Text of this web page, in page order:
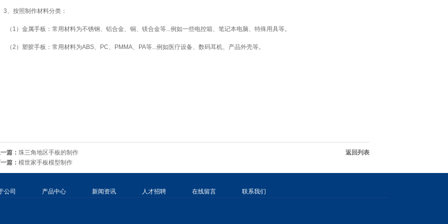
3、按照制作材料分类：
（1）金属手板：常用材料为不锈钢、铝合金、铜、镁合金等...例如一些电控箱、笔记本电脑、特殊用具等。
（2）塑胶手板：常用材料为ABS、PC、PMMA、PA等...例如医疗设备、数码耳机、产品外壳等。
篇： 珠三角地区手板的制作
篇： 模世家手板模型制作
返回列表
公司 产品中心 新闻资讯 人才招聘 在线留言 联系我们